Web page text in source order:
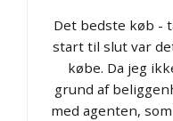
Det bedste køb -
start til slut var
købe. Da jeg
grund af
med agenten,